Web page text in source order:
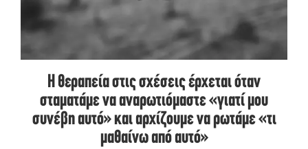
Η θεραπεία στις σχέσεις έρχεται όταν
σταματάμε να αναρωτιόμαστε «γιατί μου
συνέβη αυτό» και αρχίζουμε να ρωτάμε «τι
μαθαίνω από αυτό»